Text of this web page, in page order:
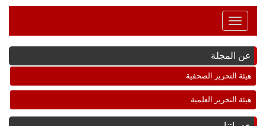
Toggle
Navigation
عن المجلة
هيئة التحرير الصحفية
هيئة التحرير العلمية